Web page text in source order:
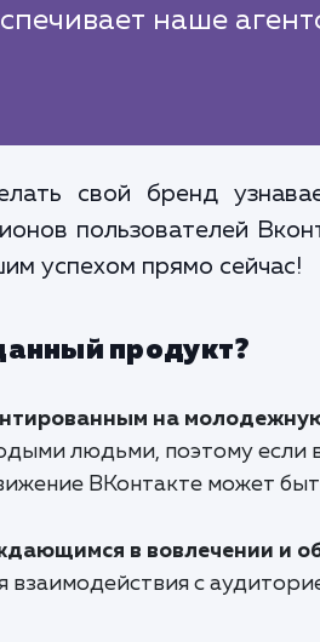
наше
свой бренд
пользователей
успехом прямо сейчас!
продукт?
на
людьми, поэтому если
ВКонтакте может
в вовлечении и
взаимодействия с